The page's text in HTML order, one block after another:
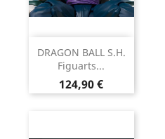
DRAGON BALL S.H.
Figuarts...
Prix
124,90 €